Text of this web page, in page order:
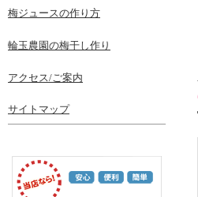
梅ジュースの作り方
輪玉農園の梅干し作り
アクセス/ご案内
サイトマップ